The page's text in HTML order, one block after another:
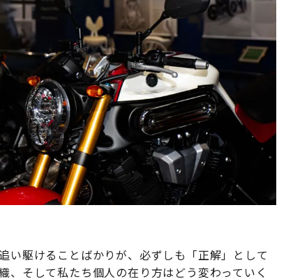
い駆けることばかりが、必ずしも「正解」として
そして私たち個人の在り方はどう変わっていく